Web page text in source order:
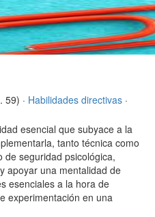
59) · Habilidades directivas ·
esencial que subyace a la
tanto técnica como
seguridad psicológica,
apoyar una mentalidad de
esenciales a la hora de
experimentación en una